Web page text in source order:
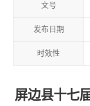
文号
发布日期
时效性
屏边县十七